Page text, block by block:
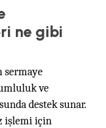
ne gibi
sermaye
ve
destek sunar.
işlemi için